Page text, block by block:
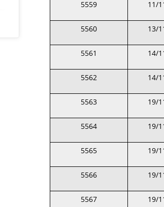
5559 11/
5560 13/
5561 14/
5562 14/
5563 19/
5564 19/
5565 19/
5566 19/
5567 19/